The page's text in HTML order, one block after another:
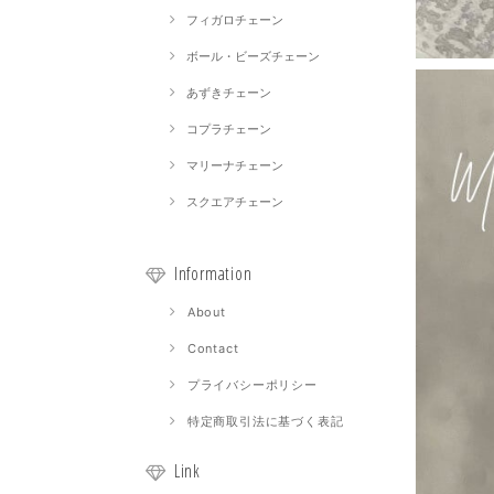
フィガロチェーン
ボール・ビーズチェーン
あずきチェーン
コプラチェーン
マリーナチェーン
スクエアチェーン
Information
About
Contact
プライバシーポリシー
特定商取引法に基づく表記
Link